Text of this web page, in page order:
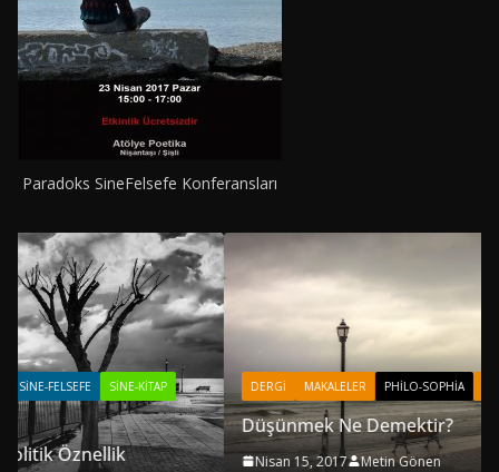
Paradoks SineFelsefe Konferansları
DERGI MAKALELER PHILO-SOPHIA YAZARLAR
Düşünmek Ne Demektir?
Nisan 15, 2017 Metin Gönen